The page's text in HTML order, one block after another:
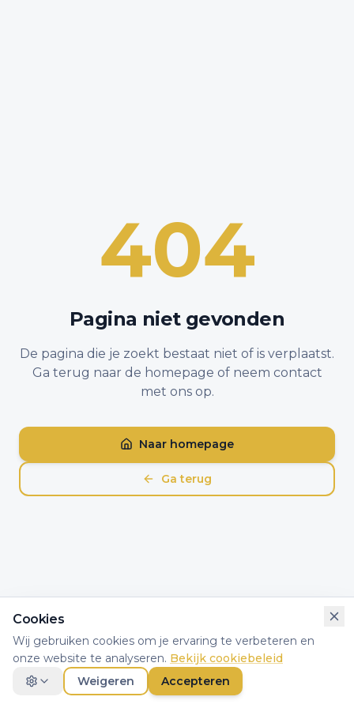
404
Pagina niet gevonden
De pagina die je zoekt bestaat niet of is verplaatst.
Ga terug naar de homepage of neem contact
met ons op.
Naar homepage
Ga terug
Cookies
Wij gebruiken cookies om je ervaring te verbeteren en
onze website te analyseren. Bekijk cookiebeleid
Weigeren
Accepteren